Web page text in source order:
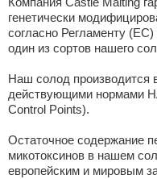
генетически
согласно Регламенту
один из сортов нашего
Наш солод производится
действующими нормами
Control Points).
Остаточное содержание
микотоксинов в нашем
европейским и мировым